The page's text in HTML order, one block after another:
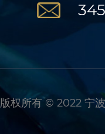
版权所有 © 2022 宁